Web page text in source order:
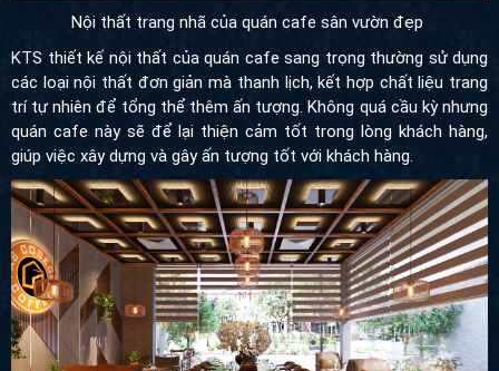
Nội thất trang nhã của quán cafe sân vườn đẹp
KTS thiết kế nội thất của quán cafe sang trọng thường sử dụng
các loại nội thất đơn giản mà thanh lịch, kết hợp chất liệu trang
trí tự nhiên để tổng thể thêm ấn tượng. Không quá cầu kỳ nhưng
quán cafe này sẽ để lại thiện cảm tốt trong lòng khách hàng,
giúp việc xây dựng và gây ấn tượng tốt với khách hàng.